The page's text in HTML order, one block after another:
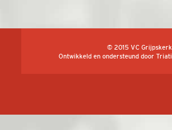
© 2015 VC Grijpskerk
Ontwikkeld en ondersteund door Triati